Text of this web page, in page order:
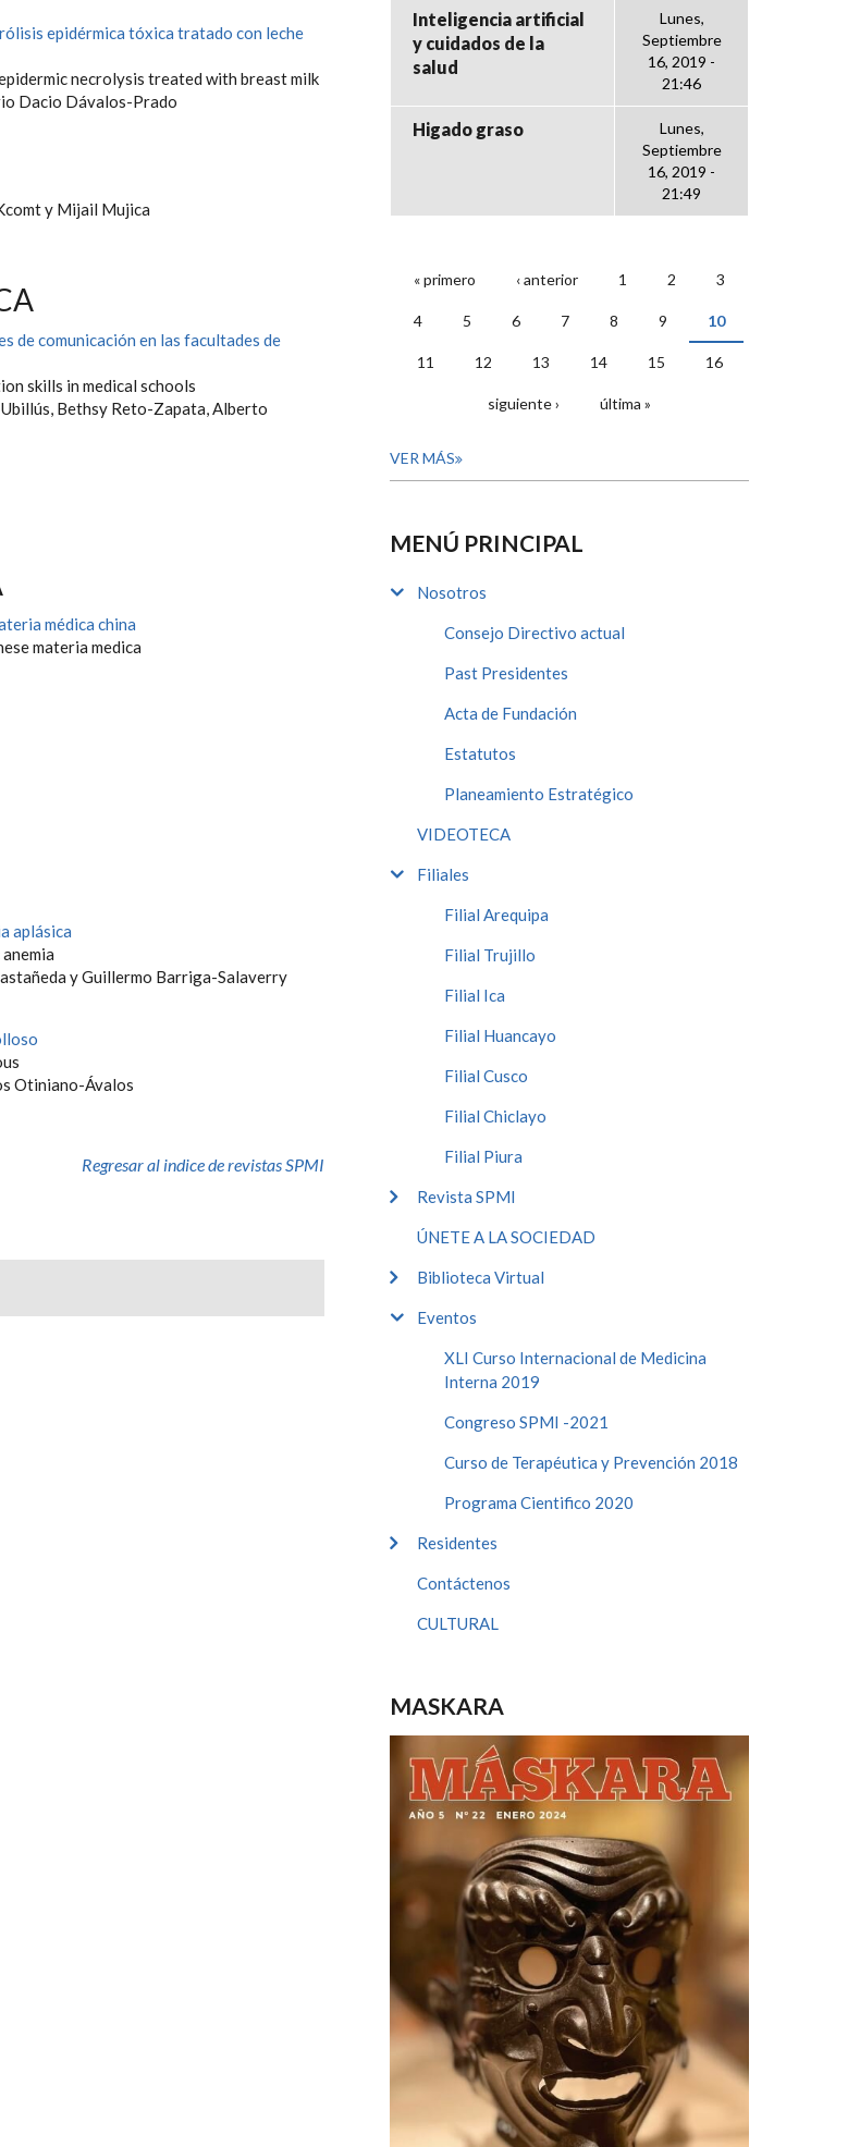
epidérmica tóxica tratado con leche
necrolysis treated with breast milk
Dacio Dávalos-Prado
y Mijail Mujica
de comunicación en las facultades de
skills in medical schools
Bethsy Reto-Zapata, Alberto
médica china
materia medica
aplásica
y Guillermo Barriga-Salaverry
Otiniano-Ávalos
Regresar al indice de revistas SPMI
Inteligencia artificial
y cuidados de la
salud
Lunes,
Septiembre
16, 2019 -
21:46
Higado graso
Lunes,
Septiembre
16, 2019 -
21:49
PÁGINAS
« primero ‹ anterior 1 2 3
4 5 6 7 8 9 10
11 12 13 14 15 16
siguiente › última »
VER MÁS
MENÚ PRINCIPAL
Nosotros
Consejo Directivo actual
Past Presidentes
Acta de Fundación
Estatutos
Planeamiento Estratégico
VIDEOTECA
Filiales
Filial Arequipa
Filial Trujillo
Filial Ica
Filial Huancayo
Filial Cusco
Filial Chiclayo
Filial Piura
Revista SPMI
ÚNETE A LA SOCIEDAD
Biblioteca Virtual
Eventos
XLI Curso Internacional de Medicina
Interna 2019
Congreso SPMI -2021
Curso de Terapéutica y Prevención 2018
Programa Cientifico 2020
Residentes
Contáctenos
CULTURAL
MASKARA